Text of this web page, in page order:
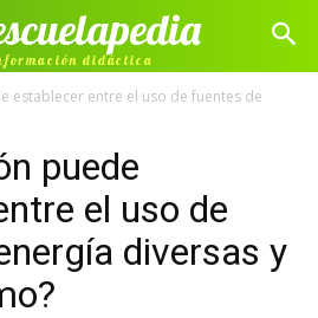
didáctica
establecer entre el uso de fuentes de
puede
el uso de
diversas y